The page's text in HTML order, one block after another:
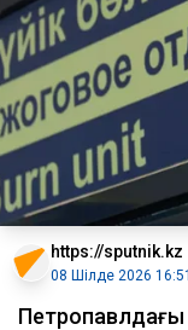
https://sputnik.kz
08 Шілде 2026 16:51